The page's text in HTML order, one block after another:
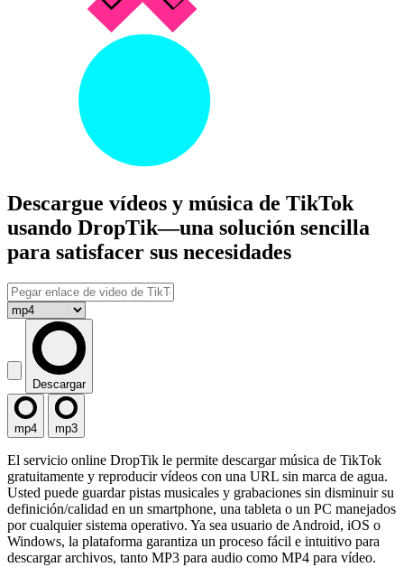
Descargue vídeos y música de TikTok
usando DropTik—una solución sencilla
para satisfacer sus necesidades
Descargar
mp4 mp3
El servicio online DropTik le permite descargar música de TikTok
gratuitamente y reproducir vídeos con una URL sin marca de agua.
Usted puede guardar pistas musicales y grabaciones sin disminuir su
definición/calidad en un smartphone, una tableta o un PC manejados
por cualquier sistema operativo. Ya sea usuario de Android, iOS o
Windows, la plataforma garantiza un proceso fácil e intuitivo para
descargar archivos, tanto MP3 para audio como MP4 para vídeo.